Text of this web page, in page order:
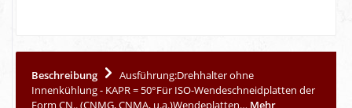
Beschreibung
Ausführung:Drehhalter ohne
Innenkühlung - KAPR = 50°Für ISO-Wendeschneidplatten der
Form CN.. (CNMG, CNMA, u.a.)Wendeplatten… Mehr